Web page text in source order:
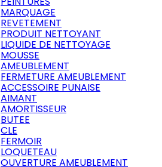
MARQUAGE
REVETEMENT
PRODUIT NETTOYANT
LIQUIDE DE NETTOYAGE
MOUSSE
AMEUBLEMENT
FERMETURE AMEUBLEMENT
ACCESSOIRE PUNAISE
AIMANT
AMORTISSEUR
BUTEE
CLE
FERMOIR
LOQUETEAU
OUVERTURE AMEUBLEMENT